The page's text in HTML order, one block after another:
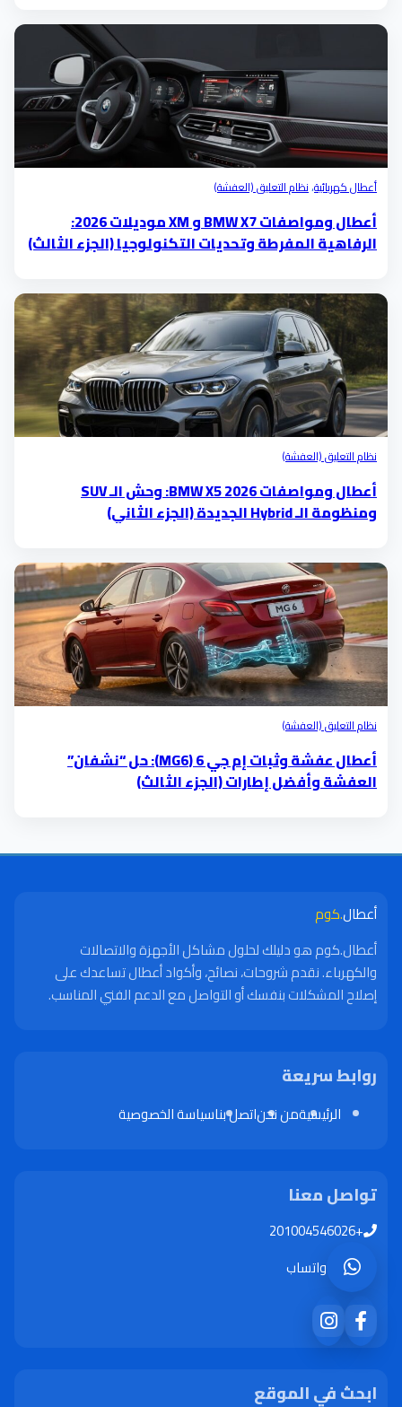
أعطال كهربائية،نظام التعليق (العفشة)
أعطال ومواصفات BMW X7 و XM موديلات 2026:
الرفاهية المفرطة وتحديات التكنولوجيا (الجزء الثالث)
نظام التعليق (العفشة)
أعطال ومواصفات BMW X5 2026: وحش الـ SUV
ومنظومة الـ Hybrid الجديدة (الجزء الثاني)
نظام التعليق (العفشة)
أعطال عفشة وثبات إم جي 6 (MG6): حل “نشفان”
العفشة وأفضل إطارات (الجزء الثالث)
أعطال.كوم
أعطال.كوم هو دليلك لحلول مشاكل الأجهزة والاتصالات
والكهرباء. نقدم شروحات، نصائح، وأكواد أعطال تساعدك على
إصلاح المشكلات بنفسك أو التواصل مع الدعم الفني المناسب.
روابط سريعة
الرئيسيةمن نحناتصل بناسياسة الخصوصية
تواصل معنا
+201004546026
واتساب
ابحث في الموقع